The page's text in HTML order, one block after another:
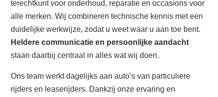
terechtkunt voor onderhoud, reparatie en occasions voor
alle merken. Wij combineren technische kennis met een
duidelijke werkwijze, zodat u weet waar u aan toe bent.
Heldere communicatie en persoonlijke aandacht
staan daarbij centraal in alles wat wij doen.
Ons team werkt dagelijks aan auto’s van particuliere
rijders en leaserijders. Dankzij onze ervaring en